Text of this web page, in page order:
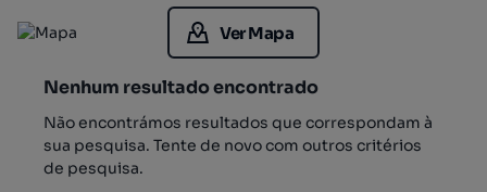
Ver Mapa
Nenhum resultado encontrado
Não encontrámos resultados que correspondam à
sua pesquisa. Tente de novo com outros critérios
de pesquisa.